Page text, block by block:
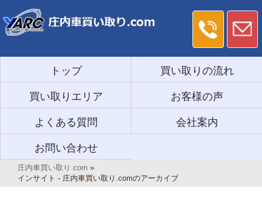
トップ 買い取りの流れ
買い取りエリア お客様の声
よくある質問 会社案内
お問い合わせ
庄内車買い取り.com »
インサイト - 庄内車買い取り.comのアーカイブ